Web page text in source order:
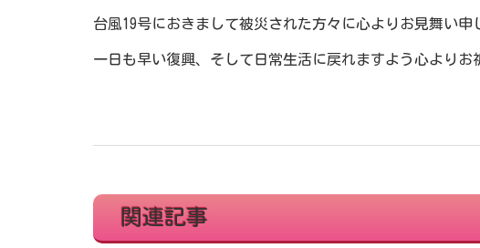
台風19号におきまして被災された方々に心よりお見舞い申
一日も早い復興、そして日常生活に戻れますよう心よりお
関連記事